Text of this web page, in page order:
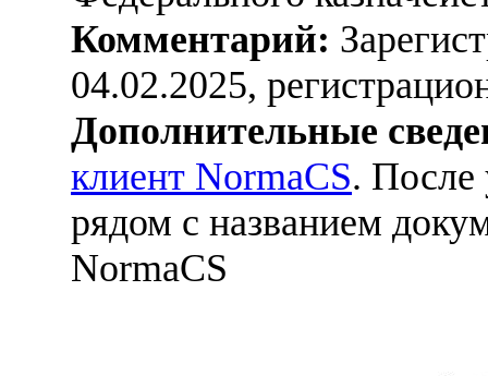
Комментарий:
04.02.2025,
Дополнительные
клиент NormaCS. После
рядом с названием
NormaCS